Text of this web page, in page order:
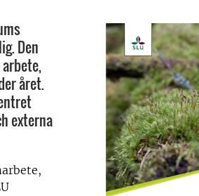
Den
året.
externa